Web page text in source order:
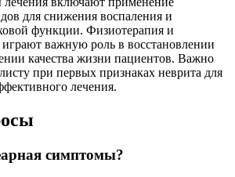
для снижения воспаления и
функции. Физиотерапия и
важную роль в восстановлении
качества жизни пациентов. Важно
при первых признаках неврита для
лечения.
симптомы?